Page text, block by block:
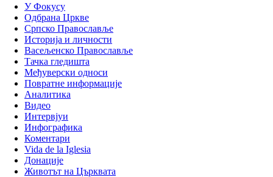
У Фокусу
Одбрана Цркве
Српско Православље
Историја и личности
Васељенско Православље
Тачка гледишта
Међуверски односи
Повратне информације
Аналитика
Видео
Интервјуи
Инфографика
Коментари
Vida de la Iglesia
Донације
Животът на Църквата